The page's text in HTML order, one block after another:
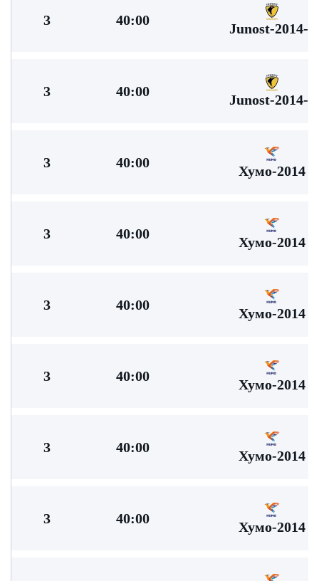
3 40:00
Junost-2014-2
3 40:00
Junost-2014-2
3 40:00
Хумо-2014
3 40:00
Хумо-2014
3 40:00
Хумо-2014
3 40:00
Хумо-2014
3 40:00
Хумо-2014
3 40:00
Хумо-2014